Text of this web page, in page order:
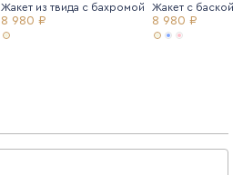
Жакет из твида c бахромой
8 980 ₽
Жакет с баской
8 980 ₽